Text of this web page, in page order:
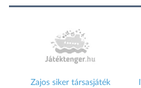
Zajos siker társasjáték